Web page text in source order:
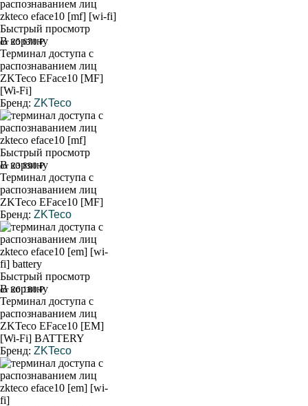
Быстрый просмотр
В корзину
от 25 670 ₽
Терминал доступа с
распознаванием лиц
ZKTeco EFace10 [MF]
[Wi-Fi]
Бренд: ZKTeco
Быстрый просмотр
В корзину
от 23 890 ₽
Терминал доступа с
распознаванием лиц
ZKTeco EFace10 [MF]
Бренд: ZKTeco
Быстрый просмотр
В корзину
от 26 180 ₽
Терминал доступа с
распознаванием лиц
ZKTeco EFace10 [EM]
[Wi-Fi] BATTERY
Бренд: ZKTeco